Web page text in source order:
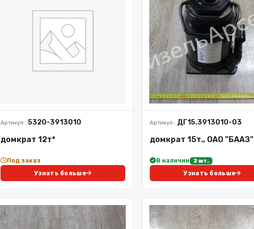
Артикул : 5320-3913010
домкрат 12т*
Под заказ
Узнать больше
Артикул : ДГ15.3913010-03
домкрат 15т., ОАО "БААЗ"
В наличии 2 шт.
Узнать больше